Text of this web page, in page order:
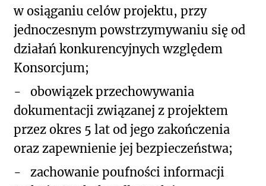
w osiąganiu celów projektu, przy
jednoczesnym powstrzymywaniu się od
działań konkurencyjnych względem
Konsorcjum;
- obowiązek przechowywania
dokumentacji związanej z projektem
przez okres 5 lat od jego zakończenia
oraz zapewnienie jej bezpieczeństwa;
- zachowanie poufności informacji